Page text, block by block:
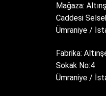
Mağaza:
Caddesi
Ümraniye /
Fabrika:
Sokak No:4
Ümraniye /